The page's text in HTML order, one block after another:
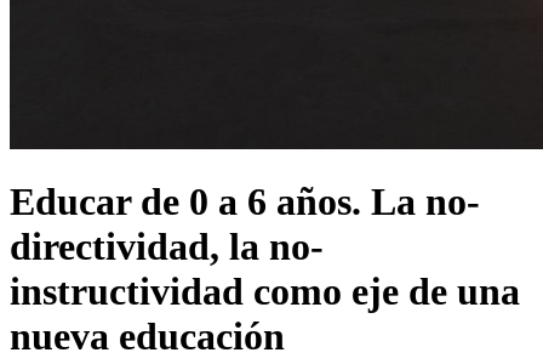
Educar de 0 a 6 años. La no-
directividad, la no-
instructividad como eje de una
nueva educación